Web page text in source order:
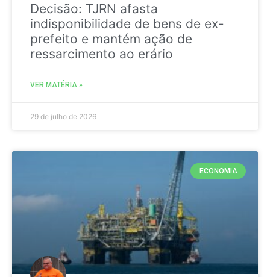
Decisão: TJRN afasta
indisponibilidade de bens de ex-
prefeito e mantém ação de
ressarcimento ao erário
VER MATÉRIA »
29 de julho de 2026
ECONOMIA